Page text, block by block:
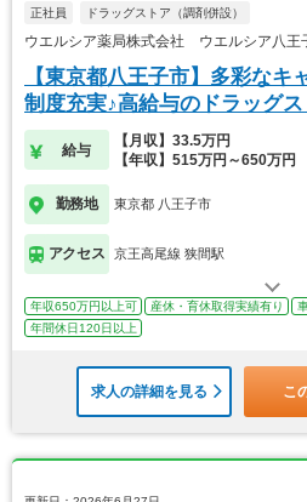
正社員 ドラッグストア（調剤併設）
ウエルシア薬局株式会社 ウエルシア八王
【東京都八王子市】多彩なキ
制度充実♪高給与のドラッグ
給与
【月収】33.5万円
【年収】515万円～650万円
勤務地 東京都 八王子市
アクセス 京王高尾線 狭間駅
年収650万円以上可 産休・育休取得実績有り
年間休日120日以上
求人の詳細を見る こ